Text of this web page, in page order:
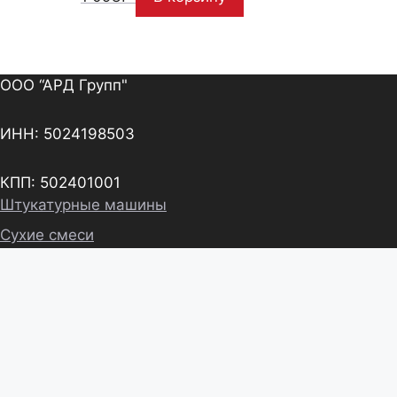
ООО “АРД Групп"
ИНН: 5024198503
КПП: 502401001
Штукатурные машины
Сухие смеси